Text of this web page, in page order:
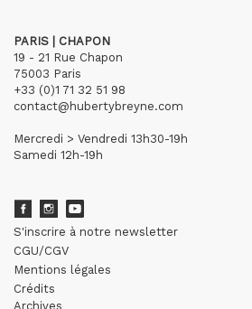
PARIS | CHAPON
19 - 21 Rue Chapon
75003 Paris
+33 (0)1 71 32 51 98
contact@hubertybreyne.com
Mercredi > Vendredi 13h30-19h
Samedi 12h-19h
S'inscrire à notre newsletter
CGU/CGV
Mentions légales
Crédits
Archives